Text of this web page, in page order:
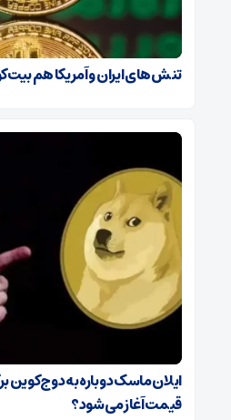
تنش‌های ایران و آمریکا هم
ایلان ماسک دوباره به
قیمت آغاز می‌شود؟